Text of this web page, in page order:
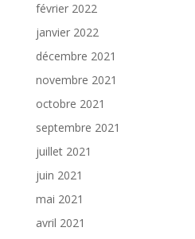
février 2022
janvier 2022
décembre 2021
novembre 2021
octobre 2021
septembre 2021
juillet 2021
juin 2021
mai 2021
avril 2021